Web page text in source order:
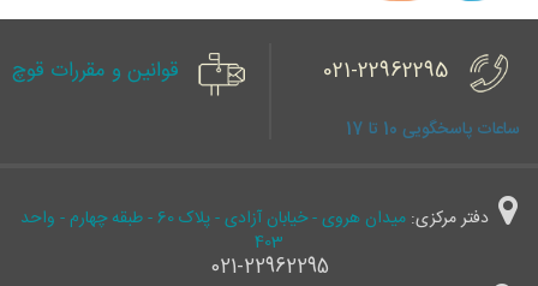
021-22962295
ساعات پاسخگویی 10 تا 17
قوانین و مقررات قوچ
دفتر مرکزی:
میدان هروی - خیابان آزادی - پلاک 60 - طبقه چهارم - واحد
403
021-22962295